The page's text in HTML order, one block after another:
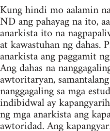
Kung hindi mo aalamin
ND ang pahayag na ito,
anarkista ito na
at kawastuhan ng dahas.
anarkista ang paggamit
Ang dahas na
awtoritaryan,
nanggagaling sa mga
indibidwal ay
ng mga anarkista ang
awtoridad. Ang